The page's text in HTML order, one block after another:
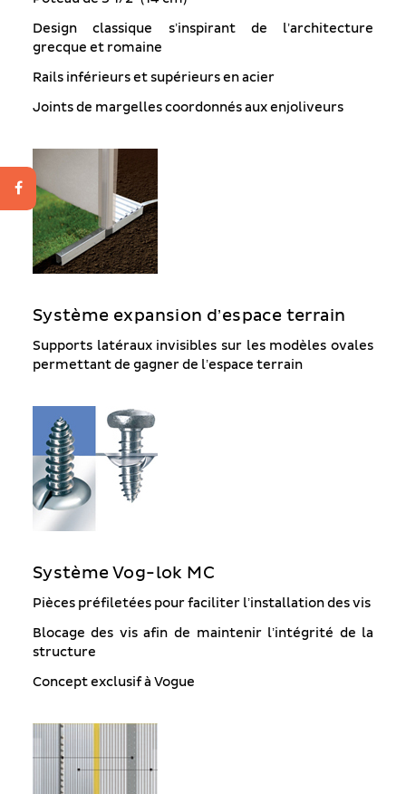
Design classique s’inspirant de l’architecture
grecque et romaine
Rails inférieurs et supérieurs en acier
Joints de margelles coordonnés aux enjoliveurs
Système expansion d’espace terrain
Supports latéraux invisibles sur les modèles ovales
permettant de gagner de l’espace terrain
Système Vog-lok MC
Pièces préfiletées pour faciliter l’installation des vis
Blocage des vis afin de maintenir l’intégrité de la
structure
Concept exclusif à Vogue